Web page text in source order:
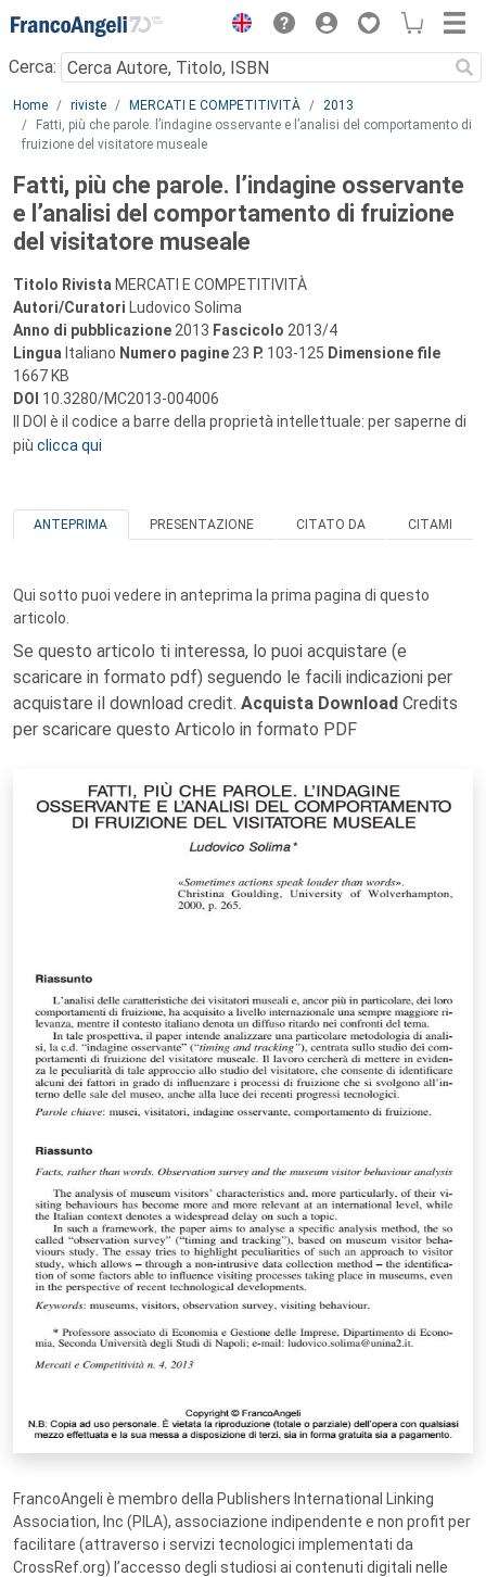
Menu
Cerca:
Main content
Home riviste MERCATI E COMPETITIVITÀ
2013
Fatti, più che parole. l’indagine osservante e l’analisi del comportamento di
fruizione del visitatore museale
Fatti, più che parole. l’indagine osservante
e l’analisi del comportamento di fruizione
del visitatore museale
Titolo Rivista MERCATI E COMPETITIVITÀ
Autori/Curatori Ludovico Solima
Anno di pubblicazione 2013 Fascicolo 2013/4
Lingua Italiano Numero pagine 23 P. 103-125 Dimensione file
1667 KB
DOI 10.3280/MC2013-004006
Il DOI è il codice a barre della proprietà intellettuale: per saperne di
più clicca qui
ANTEPRIMA PRESENTAZIONE CITATO DA CITAMI
Qui sotto puoi vedere in anteprima la prima pagina di questo
articolo.
Se questo articolo ti interessa, lo puoi acquistare (e
scaricare in formato pdf) seguendo le facili indicazioni per
acquistare il download credit. Acquista Download Credits
per scaricare questo Articolo in formato PDF
FrancoAngeli è membro della Publishers International Linking
Association, Inc (PILA), associazione indipendente e non profit per
facilitare (attraverso i servizi tecnologici implementati da
CrossRef.org) l’accesso degli studiosi ai contenuti digitali nelle